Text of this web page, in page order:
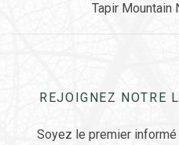
Tapir Mountain
REJOIGNEZ NOTRE
Soyez le premier